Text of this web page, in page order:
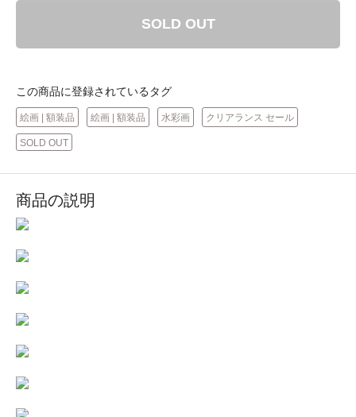
SOLD OUT
この商品に登録されているタグ
絵画 | 額装品 絵画 | 額装品 水彩画 クリアランス セール
SOLD OUT
商品の説明